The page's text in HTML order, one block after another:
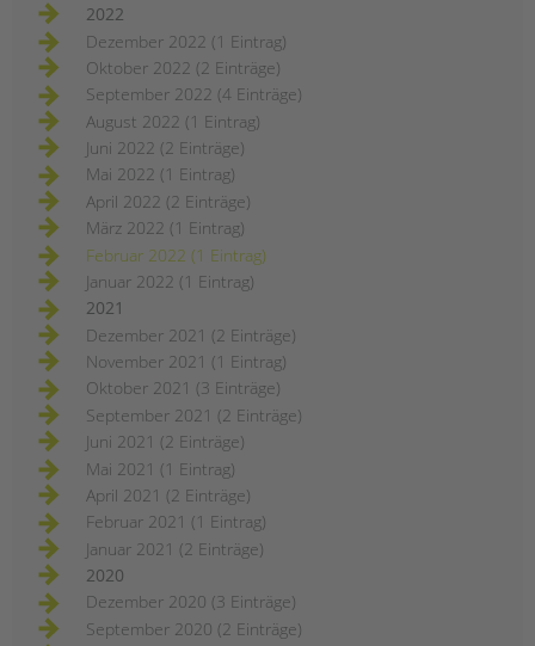
2022
Dezember 2022 (1 Eintrag)
Oktober 2022 (2 Einträge)
September 2022 (4 Einträge)
August 2022 (1 Eintrag)
Juni 2022 (2 Einträge)
Mai 2022 (1 Eintrag)
April 2022 (2 Einträge)
März 2022 (1 Eintrag)
Februar 2022 (1 Eintrag)
Januar 2022 (1 Eintrag)
2021
Dezember 2021 (2 Einträge)
November 2021 (1 Eintrag)
Oktober 2021 (3 Einträge)
September 2021 (2 Einträge)
Juni 2021 (2 Einträge)
Mai 2021 (1 Eintrag)
April 2021 (2 Einträge)
Februar 2021 (1 Eintrag)
Januar 2021 (2 Einträge)
2020
Dezember 2020 (3 Einträge)
September 2020 (2 Einträge)